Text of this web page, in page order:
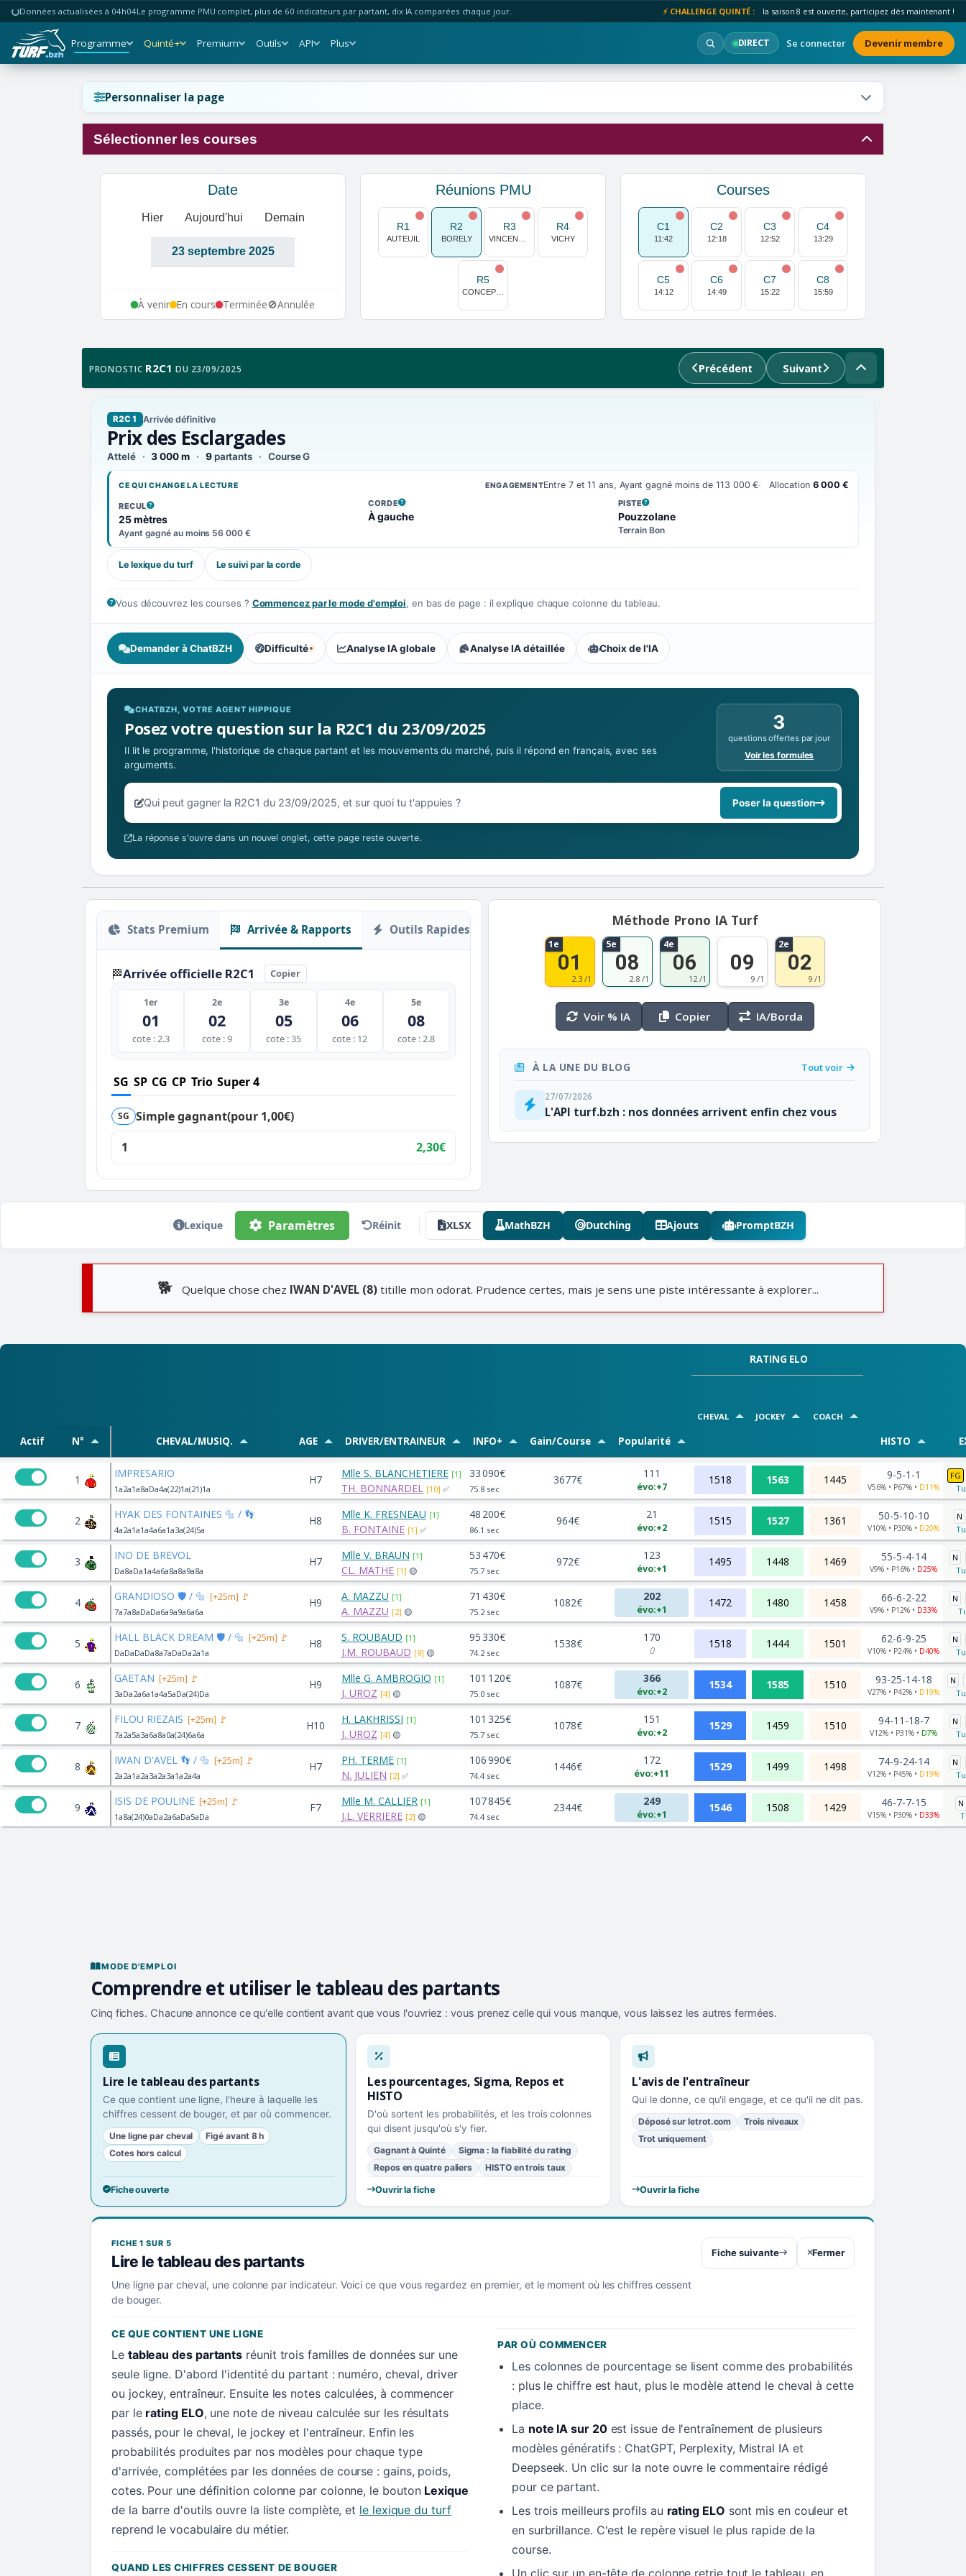
Données actualisées à 04h04Le programme PMU complet, plus de 60 indicateurs par partant, dix IA comparées chaque jour. ⚡ CHALLENGE QUINTÉ : la saison 8 est ouverte, participez dès maintenant !
Programme Quinté+ Premium Outils API Plus DIRECT Se connecter Devenir membre
Personnaliser la page
Sélectionner les courses
Date
Hier Aujourd'hui Demain
À venir En cours Terminée🚫Annulée
Réunions PMU
R1
AUTEUIL
R2
BORELY
R3 R4
VICHY
R5
Courses
C1
11:42
C2
12:18
C3
12:52
C4
13:29
C5
14:12
C6
14:49
C7
15:22
C8
15:59
PRONOSTIC R2C1 DU 23/09/2025 Précédent Suivant
R2C1 Arrivée définitive
Prix des Esclargades
Attelé 3 000 m 9partants Course G
CE QUI CHANGE LA LECTURE ENGAGEMENTEntre 7 et 11 ans, Ayant gagné moins de 113 000 € Allocation 6 000 €
RECUL
, VOIR LA DÉFINITION
25 mètres
Ayant gagné au moins 56 000 €
CORDE
, VOIR LA DÉFINITION
À gauche
PISTE
, VOIR LA DÉFINITION
Pouzzolane
Terrain Bon
Le lexique du turf Le suivi par la corde
Vous découvrez les courses ? Commencez par le mode d'emploi, en bas de page : il explique chaque colonne du tableau.
Demander à ChatBZH Difficulté
, tendance des parieurs : Compétitive
Analyse IA globale Analyse IA détaillée Choix de l'IA
CHATBZH, VOTRE AGENT HIPPIQUE
Posez votre question sur la R2C1 du 23/09/2025
Il lit le programme, l'historique de chaque partant et les mouvements du marché, puis il répond en français, avec ses
arguments.
3
questions offertes par jour
Voir les formules
Votre question sur la R2C1 du 23/09/2025
Poser la question
La réponse s'ouvre dans un nouvel onglet, cette page reste ouverte.
Stats Premium Arrivée & Rapports Outils Rapides
🏁Arrivée officielle R2C1 Copier
1er
01
cote : 2.3
2e
02
cote : 9
3e
05
cote : 35
4e
06
cote : 12
5e
08
cote : 2.8
SG SP CG CP Trio Super 4
SG Simple gagnant(pour 1,00€)
1
2,30€
Méthode Prono IA Turf
1e
01
2.3 /1
5e
08
2.8 /1
4e
06
12 /1
09
9 /1
2e
02
9 /1
Voir % IA Copier IA/Borda
À LA UNE DU BLOG Tout voir
27/07/2026
L'API turf.bzh : nos données arrivent enfin chez vous
Lexique Paramètres Réinit XLSX MathBZH Dutching Ajouts PromptBZH
🐕 Quelque chose chez IWAN D'AVEL (8) titille mon odorat. Prudence certes, mais je sens une piste intéressante à explorer...
Actif N° CHEVAL/MUSIQ. AGE DRIVER/ENTRAINEUR INFO+ Gain/Course Popularité
RATING ELO
CHEVAL JOCKEY COACH
HISTO
1 IMPRESARIO
1a2a1a8aDa4a(22)1a(21)1a
H7 Mlle S. BLANCHETIERE [1]
TH. BONNARDEL [10] ✅
33 090€
75.8 sec
3677€ 111
évo:+7
1518 1563 1445 9-5-1-1
V56% • P67% • D11%
FG
2 HYAK DES FONTAINES 🔩 / 👣
4a2a1a1a4a6a1a3a(24)5a
H8 Mlle K. FRESNEAU [1]
B. FONTAINE [1] ✅
48 200€
86.1 sec
964€ 21
évo:+2
1515 1527 1361 50-5-10-10
V10% • P30% • D20%
N
3 INO DE BREVOL
Da8aDa1a4a6a8a8a9a8a
H7 Mlle V. BRAUN [1]
CL. MATHE [1] 🟡
53 470€
75.7 sec
972€ 123
évo:+1
1495 1448 1469 55-5-4-14
V9% • P16% • D25%
N
4 GRANDIOSO 🛡️ / 🔩 [+25m] 🚩
7a7a8aDaDa6a9a9a6a6a
H9 A. MAZZU [1]
A. MAZZU [2] 🟡
71 430€
75.2 sec
1082€ 202
évo:+1
1472 1480 1458 66-6-2-22
V9% • P12% • D33%
N
5 HALL BLACK DREAM 🛡️ / 🔩 [+25m] 🚩
DaDaDaDa8a7aDaDa2a1a
H8 S. ROUBAUD [1]
J.M. ROUBAUD [9] 🟡
95 330€
74.2 sec
1538€ 170
0
1518 1444 1501 62-6-9-25
V10% • P24% • D40%
N
6 GAETAN [+25m] 🚩
3aDa2a6a1a4a5aDa(24)Da
H9 Mlle G. AMBROGIO [1]
J. UROZ [4] 🟡
101 120€
75.0 sec
1087€ 366
évo:+2
1534 1585 1510 93-25-14-18
V27% • P42% • D19%
N
7 FILOU RIEZAIS [+25m] 🚩
7a2a5a3a6a8a0a(24)6a6a
H10 H. LAKHRISSI [1]
J. UROZ [4] 🟡
101 325€
75.7 sec
1078€ 151
évo:+2
1529 1459 1510 94-11-18-7
V12% • P31% • D7%
N
8 IWAN D'AVEL 👣 / 🔩 [+25m] 🚩
2a2a1a2a3a2a3a1a2a4a
H7 PH. TERME [1]
N. JULIEN [2] ✅
106 990€
74.4 sec
1446€ 172
évo:+11
1529 1499 1498 74-9-24-14
V12% • P45% • D19%
N
9 ISIS DE POULINE [+25m] 🚩
1a8a(24)0aDa2a6aDa5aDa
F7 Mlle M. CALLIER [1]
J.L. VERRIERE [2] 🟡
107 845€
74.4 sec
2344€ 249
évo:+1
1546 1508 1429 46-7-7-15
V15% • P30% • D33%
N
MODE D'EMPLOI
Comprendre et utiliser le tableau des partants
Cinq fiches. Chacune annonce ce qu'elle contient avant que vous l'ouvriez : vous prenez celle qui vous manque, vous laissez les autres fermées.
Lire le tableau des partants
Ce que contient une ligne, l'heure à laquelle les
chiffres cessent de bouger, et par où commencer.
Une ligne par cheval
Figé avant 8 h
Cotes hors calcul
Fiche ouverte
Les pourcentages, Sigma, Repos et
HISTO
D'où sortent les probabilités, et les trois colonnes
qui disent jusqu'où s'y fier.
Gagnant à Quinté
Sigma : la fiabilité du rating
Repos en quatre paliers
HISTO en trois taux
Ouvrir la fiche
L'avis de l'entraîneur
Qui le donne, ce qu'il engage, et ce qu'il ne dit pas.
Déposé sur letrot.com
Trois niveaux
Trot uniquement
Ouvrir la fiche
FICHE 1 SUR 5
Lire le tableau des partants
Une ligne par cheval, une colonne par indicateur. Voici ce que vous regardez en premier, et le moment où les chiffres cessent
de bouger.
Fiche suivante Fermer
CE QUE CONTIENT UNE LIGNE
Le tableau des partants réunit trois familles de données sur une
seule ligne. D'abord l'identité du partant : numéro, cheval, driver
ou jockey, entraîneur. Ensuite les notes calculées, à commencer
par le rating ELO, une note de niveau calculée sur les résultats
passés, pour le cheval, le jockey et l'entraîneur. Enfin les
probabilités produites par nos modèles pour chaque type
d'arrivée, complétées par les données de course : gains, poids,
cotes. Pour une définition colonne par colonne, le bouton Lexique
de la barre d'outils ouvre la liste complète, et le lexique du turf
reprend le vocabulaire du métier.
QUAND LES CHIFFRES CESSENT DE BOUGER
PAR OÙ COMMENCER
Les colonnes de pourcentage se lisent comme des probabilités
: plus le chiffre est haut, plus le modèle attend le cheval à cette
place.
La note IA sur 20est issue de l'entraînement de plusieurs
modèles génératifs : ChatGPT, Perplexity, Mistral IA et
Deepseek. Un clic sur la note ouvre le commentaire rédigé
pour ce partant.
Les trois meilleurs profils au rating ELO sont mis en couleur et
en surbrillance. C'est le repère visuel le plus rapide de la
course.
Un clic sur un en-tête de colonne retrie tout le tableau, en
Réinitialiser l'affichage ?
Annuler